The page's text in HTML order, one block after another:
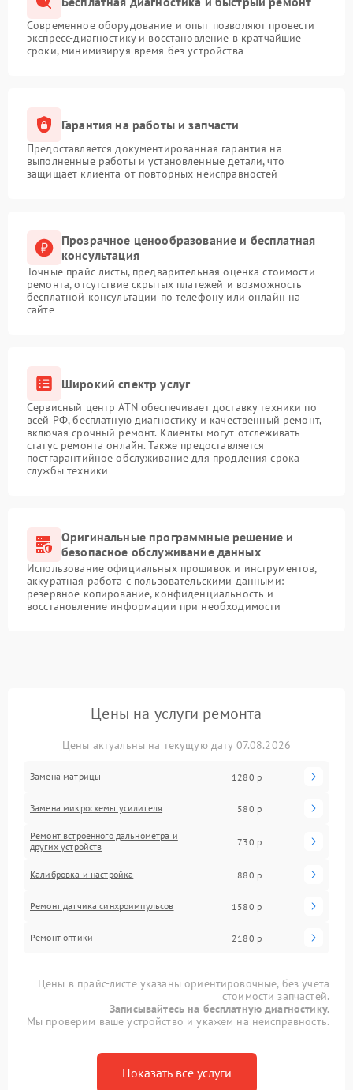
Современное оборудование и опыт позволяют провести
экспресс-диагностику и восстановление в кратчайшие
сроки, минимизируя время без устройства
Гарантия на работы и запчасти
Предоставляется документированная гарантия на
выполненные работы и установленные детали, что
защищает клиента от повторных неисправностей
Прозрачное ценообразование и бесплатная
консультация
Точные прайс-листы, предварительная оценка стоимости
ремонта, отсутствие скрытых платежей и возможность
бесплатной консультации по телефону или онлайн на
сайте
Широкий спектр услуг
Сервисный центр ATN обеспечивает доставку техники по
всей РФ, бесплатную диагностику и качественный ремонт,
включая срочный ремонт. Клиенты могут отслеживать
статус ремонта онлайн. Также предоставляется
постгарантийное обслуживание для продления срока
службы техники
Оригинальные программные решение и
безопасное обслуживание данных
Использование официальных прошивок и инструментов,
аккуратная работа с пользовательскими данными:
резервное копирование, конфиденциальность и
восстановление информации при необходимости
Цены на услуги ремонта
Цены актуальны на текущую дату 07.08.2026
Замена матрицы 1280 р
Замена микросхемы усилителя 580 р
Ремонт встроенного дальнометра и
других устройств
730 р
Калибровка и настройка 880 р
Ремонт датчика синхроимпульсов 1580 р
Ремонт оптики 2180 р
Цены в прайс-листе указаны ориентировочные, без учета
стоимости запчастей.
Записывайтесь на бесплатную диагностику.
Мы проверим ваше устройство и укажем на неисправность.
Показать все услуги